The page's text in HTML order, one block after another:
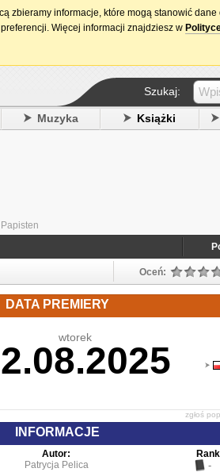
15. urodziny
Szukaj:
Muzyka Książki
Oceń:
DATA PREMIERY
wtorek
zgłoś
INFORMACJE
Autor:
Patrycja Pelica
-
zbieramy informacje, które mogą stanowić
Więcej informacji znajdziesz w